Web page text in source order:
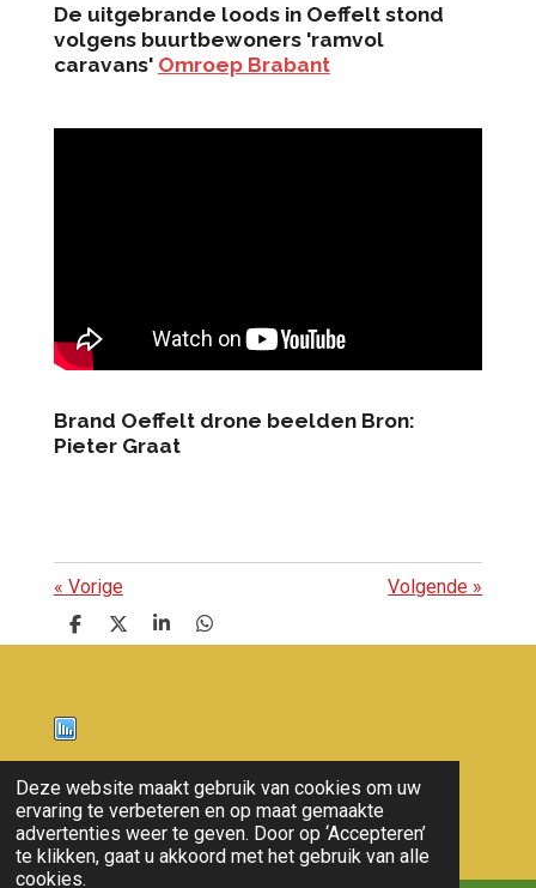
Deze website maakt gebruik van cookies om uw
ervaring te verbeteren en op maat gemaakte
advertenties weer te geven. Door op ‘Accepteren’
te klikken, gaat u akkoord met het gebruik van alle
cookies.
De uitgebrande loods in Oeffelt stond
volgens buurtbewoners 'ramvol
caravans' Omroep Brabant
Brand Oeffelt drone beelden Bron:
Pieter Graat
« Vorige Volgende »
D
e
D
e
S
h
D
e
Nieuws
© 2011 - 2026 overloon nieuws